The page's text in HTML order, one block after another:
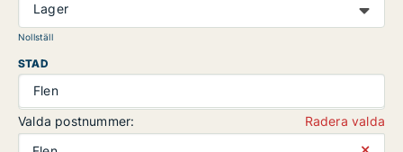
Lager
Nollställ
STAD
Flen
Valda postnummer:
Radera valda
⨯